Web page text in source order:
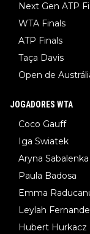
Next Gen ATP
WTA Finals
ATP Finals
Taça Davis
Open de
JOGADORES WTA
Coco Gauff
Iga Swiatek
Aryna Sabalenka
Paula Badosa
Emma
Leylah
Hubert Hurkacz